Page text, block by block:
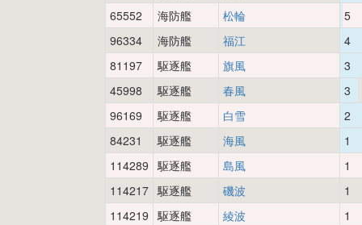
65552
海防艦 松輪
5
96334
海防艦 福江
4
81197
駆逐艦 旗風
3
45998
駆逐艦 春風
3
96169
駆逐艦 白雪
2
84231
駆逐艦 海風
1
114289 駆逐艦 島風
1
114217 駆逐艦 磯波
1
114219 駆逐艦 綾波
1